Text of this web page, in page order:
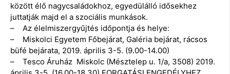
között élő nagycsaládokhoz, egyedülálló idősekhez
juttatják majd el a szociális munkások.
– Az élelmiszergyűjtés időpontja és helye:
– Miskolci Egyetem Főbejárat, Galéria bejárat, rácsos
büfé bejárata, 2019. április 3-5. (9.00-14.00)
– Tesco Áruház Miskolc (Mésztelep u. 1/a, 3508) 2019.